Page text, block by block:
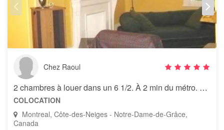
Chez Raoul
2 chambres à louer dans un 6 1/2. À 2 min du métro. Tout inclus!
COLOCATION
Montreal, Côte-des-Neiges - Notre-Dame-de-Grâce,
Canada